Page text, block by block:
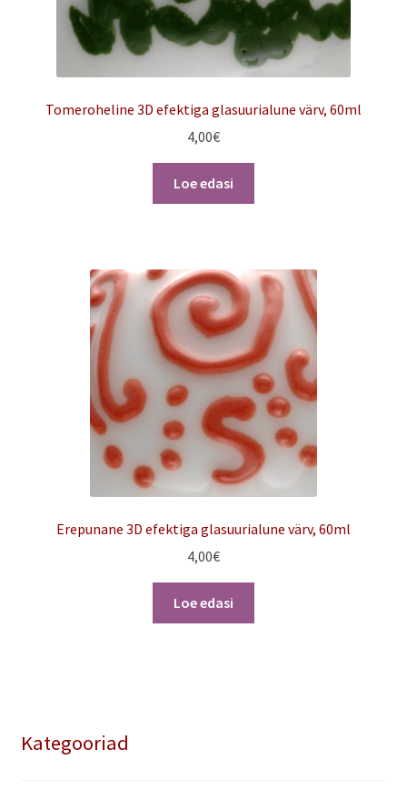
Tomeroheline 3D efektiga glasuurialune värv, 60ml
4,00€
Loe edasi
Erepunane 3D efektiga glasuurialune värv, 60ml
4,00€
Loe edasi
Kategooriad